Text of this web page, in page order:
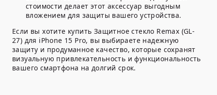
стоимости делает этот аксессуар выгодным
вложением для защиты вашего устройства.
Если вы хотите купить Защитное стекло Remax (GL-
27) для iPhone 15 Pro, вы выбираете надежную
защиту и продуманное качество, которые сохранят
визуальную привлекательность и функциональность
вашего смартфона на долгий срок.